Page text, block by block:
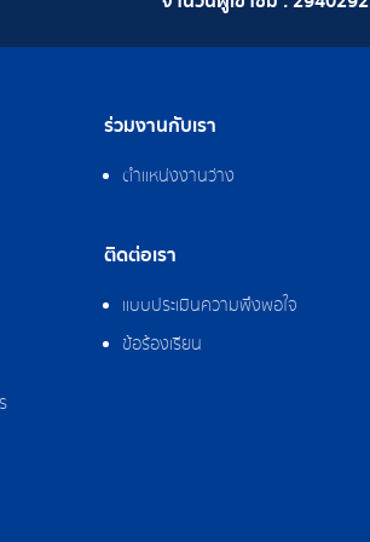
ร่วมงานกับเรา
ตำแหน่งงานว่าง
ติดต่อเรา
แบบประเมินความพึงพอใจ
ข้อร้องเรียน